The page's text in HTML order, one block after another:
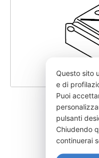
Questo sito
e di
Puoi
pulsanti
Chiudendo
continuerai